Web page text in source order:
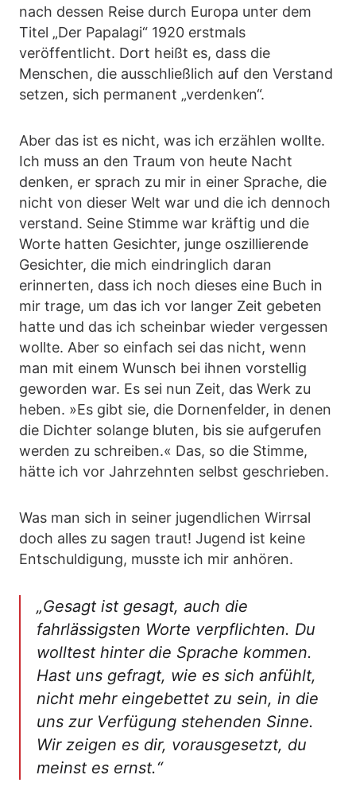
nach dessen Reise durch Europa unter dem
Titel „Der Papalagi“ 1920 erstmals
veröffentlicht. Dort heißt es, dass die
Menschen, die ausschließlich auf den Verstand
setzen, sich permanent „verdenken“.
Aber das ist es nicht, was ich erzählen wollte.
Ich muss an den Traum von heute Nacht
denken, er sprach zu mir in einer Sprache, die
nicht von dieser Welt war und die ich dennoch
verstand. Seine Stimme war kräftig und die
Worte hatten Gesichter, junge oszillierende
Gesichter, die mich eindringlich daran
erinnerten, dass ich noch dieses eine Buch in
mir trage, um das ich vor langer Zeit gebeten
hatte und das ich scheinbar wieder vergessen
wollte. Aber so einfach sei das nicht, wenn
man mit einem Wunsch bei ihnen vorstellig
geworden war. Es sei nun Zeit, das Werk zu
heben. »Es gibt sie, die Dornenfelder, in denen
die Dichter solange bluten, bis sie aufgerufen
werden zu schreiben.« Das, so die Stimme,
hätte ich vor Jahrzehnten selbst geschrieben.
Was man sich in seiner jugendlichen Wirrsal
doch alles zu sagen traut! Jugend ist keine
Entschuldigung, musste ich mir anhören.
„Gesagt ist gesagt, auch die
fahrlässigsten Worte verpflichten. Du
wolltest hinter die Sprache kommen.
Hast uns gefragt, wie es sich anfühlt,
nicht mehr eingebettet zu sein, in die
uns zur Verfügung stehenden Sinne.
Wir zeigen es dir, vorausgesetzt, du
meinst es ernst.“